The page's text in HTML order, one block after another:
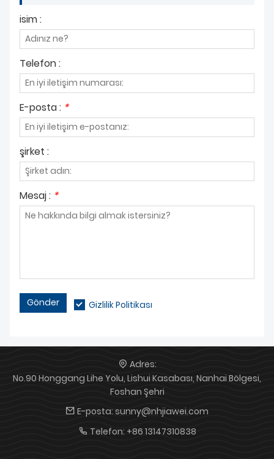
isim :
Telefon :
E-posta : *
şirket :
Mesaj : *
Gönder Gizlilik Politikası
Adres:
No.90 Honggang Lihe Yolu, Lishui Kasabası, Nanhai Bölgesi,
Foshan Şehri
E-posta: sunny@nhjiawei.com
Telefon: +86 13147310838